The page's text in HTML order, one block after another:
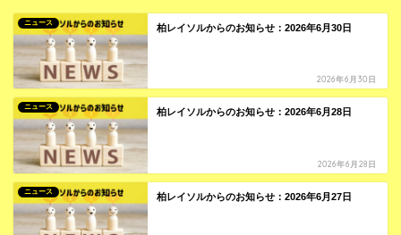
ニュース 柏レイソルからのお知らせ：2026年6月30日
2026年6月30日
ニュース 柏レイソルからのお知らせ：2026年6月28日
2026年6月28日
ニュース 柏レイソルからのお知らせ：2026年6月27日